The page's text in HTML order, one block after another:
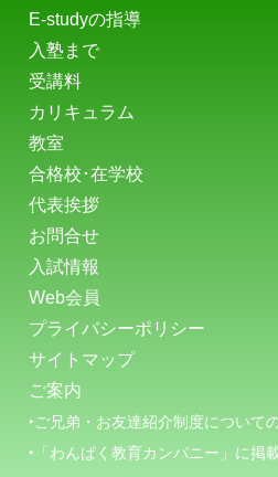
E-studyの指導
入塾まで
受講料
カリキュラム
教室
合格校･在学校
代表挨拶
お問合せ
入試情報
Web会員
プライバシーポリシー
サイトマップ
ご案内
‣ご兄弟・お友達紹介制度について
‣「わんぱく教育カンパニー」に掲